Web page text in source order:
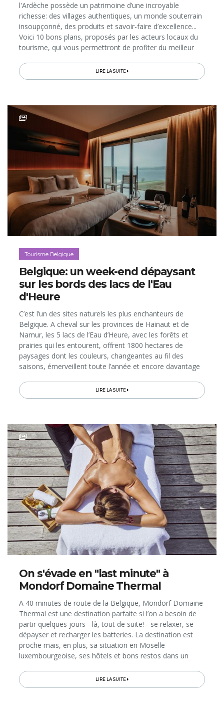
l'Ardèche possède un patrimoine d’une incroyable
richesse: des villages authentiques, un monde souterrain
insoupçonné, des produits et savoir-faire d’excellence...
Voici 10 bons plans, proposés par les acteurs locaux du
tourisme, qui vous permettront de profiter du meilleur
LIRE LA SUITE
Tourisme Belgique
Belgique: un week-end dépaysant
sur les bords des lacs de l'Eau
d'Heure
C’est l’un des sites naturels les plus enchanteurs de
Belgique. A cheval sur les provinces de Hainaut et de
Namur, les 5 lacs de l’Eau d’Heure, avec les forêts et
prairies qui les entourent, offrent 1800 hectares de
paysages dont les couleurs, changeantes au fil des
saisons, émerveillent toute l’année et encore davantage
LIRE LA SUITE
On s'évade en "last minute" à
Mondorf Domaine Thermal
A 40 minutes de route de la Belgique, Mondorf Domaine
Thermal est une destination parfaite si l’on a besoin de
partir quelques jours - là, tout de suite! - se relaxer, se
dépayser et recharger les batteries. La destination est
proche mais, en plus, sa situation en Moselle
luxembourgeoise, ses hôtels et bons restos dans un
et installations...
LIRE LA SUITE